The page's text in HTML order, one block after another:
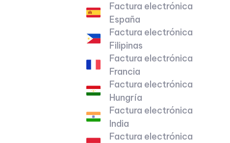
Factura electrónica
España
Factura electrónica
Filipinas
Factura electrónica
Francia
Factura electrónica
Hungría
Factura electrónica
India
Factura electrónica